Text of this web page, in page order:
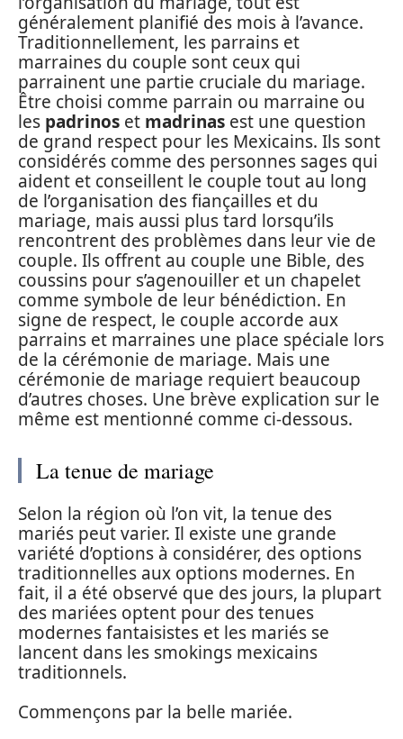
généralement planifié des mois à l’avance.
Traditionnellement, les parrains et
marraines du couple sont ceux qui
parrainent une partie cruciale du mariage.
Être choisi comme parrain ou marraine ou
les padrinos et madrinas est une question
de grand respect pour les Mexicains. Ils sont
considérés comme des personnes sages qui
aident et conseillent le couple tout au long
de l’organisation des fiançailles et du
mariage, mais aussi plus tard lorsqu’ils
rencontrent des problèmes dans leur vie de
couple. Ils offrent au couple une Bible, des
coussins pour s’agenouiller et un chapelet
comme symbole de leur bénédiction. En
signe de respect, le couple accorde aux
parrains et marraines une place spéciale lors
de la cérémonie de mariage. Mais une
cérémonie de mariage requiert beaucoup
d’autres choses. Une brève explication sur le
même est mentionné comme ci-dessous.
La tenue de mariage
Selon la région où l’on vit, la tenue des
mariés peut varier. Il existe une grande
variété d’options à considérer, des options
traditionnelles aux options modernes. En
fait, il a été observé que des jours, la plupart
des mariées optent pour des tenues
modernes fantaisistes et les mariés se
lancent dans les smokings mexicains
traditionnels.
Commençons par la belle mariée.